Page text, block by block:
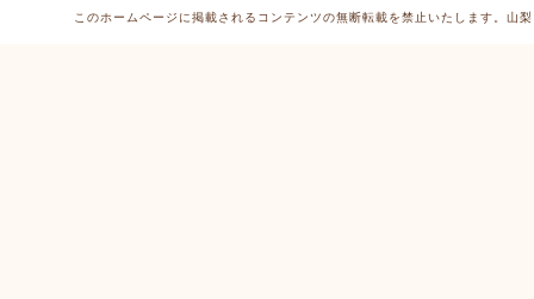
このホームページに掲載されるコンテンツの無断転載を禁止いたします。 山